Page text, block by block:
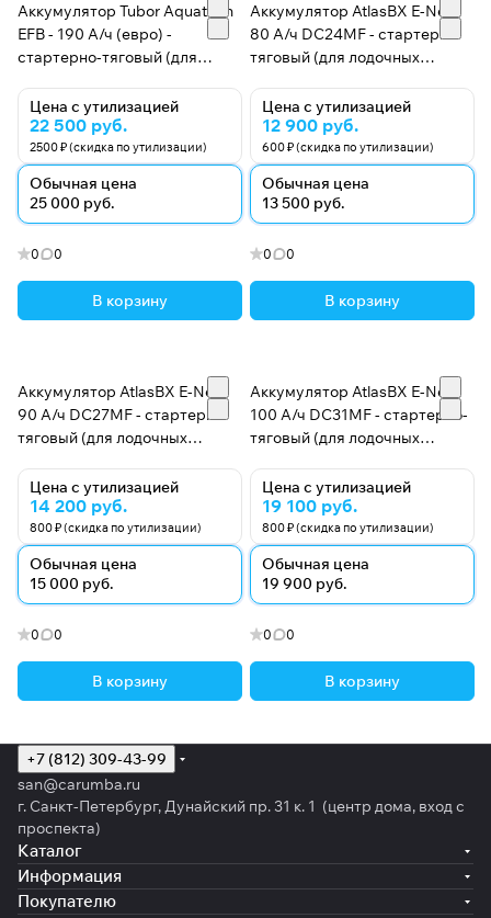
Аккумулятор Tubor Aquatech
EFB - 190 А/ч (евро) -
стартерно-тяговый (для
Цена с утилизацией
22 500 руб.
2500 ₽ (скидка по утилизации)
Обычная цена
25 000 руб.
0 0
В корзину
Аккумулятор AtlasBX E-Nex
80 А/ч DC24MF - стартерно-
тяговый (для лодочных
Цена с утилизацией
12 900 руб.
600 ₽ (скидка по утилизации)
Обычная цена
13 500 руб.
0 0
В корзину
Аккумулятор AtlasBX E-Nex
90 А/ч DC27MF - стартерно-
тяговый (для лодочных
Цена с утилизацией
14 200 руб.
800 ₽ (скидка по утилизации)
Обычная цена
15 000 руб.
0 0
В корзину
Аккумулятор AtlasBX E-Nex
100 А/ч DC31MF - стартерно-
тяговый (для лодочных
Цена с утилизацией
19 100 руб.
800 ₽ (скидка по утилизации)
Обычная цена
19 900 руб.
0 0
В корзину
+7 (812) 309-43-99
san@carumba.ru
г. Санкт-Петербург, Дунайский пр. 31 к. 1 (центр дома, вход с
проспекта)
Каталог
Информация
Покупателю